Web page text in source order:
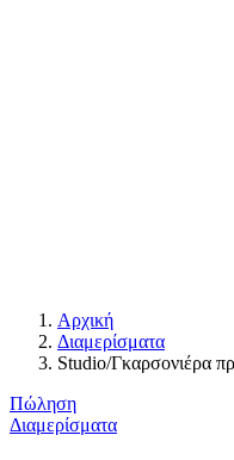
Αρχική
Διαμερίσματα
Studio/Γκαρσονιέρα
Πώληση
Διαμερίσματα